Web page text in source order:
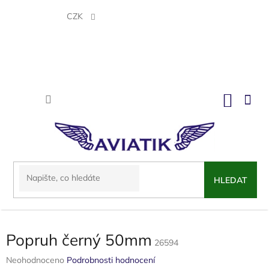
CZK
HLEDAT
Popruh černý 50mm 26594
Průměrné
Neohodnoceno Podrobnosti hodnocení